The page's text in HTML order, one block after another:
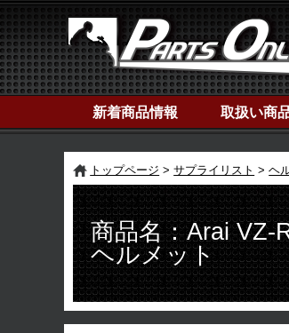
新着商品情報 取扱い商
トップページ サプライリスト ヘ
商品名：Arai VZ-
ヘルメット